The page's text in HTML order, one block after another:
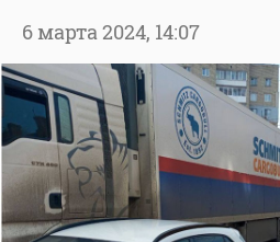
6 марта 2024, 14:07